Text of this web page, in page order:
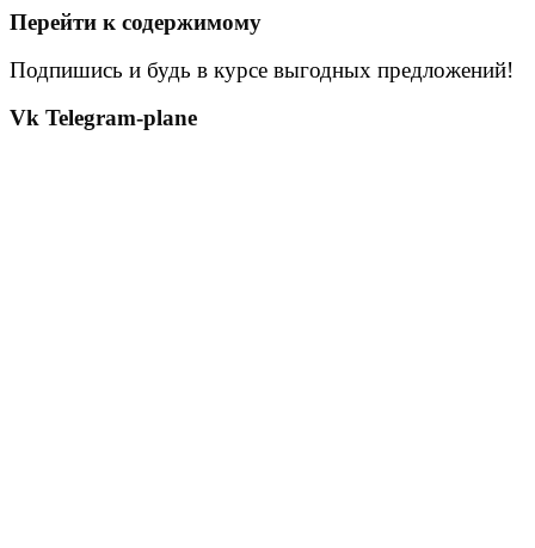
Перейти к содержимому
Подпишись и будь в курсе выгодных предложений!
Vk Telegram-plane